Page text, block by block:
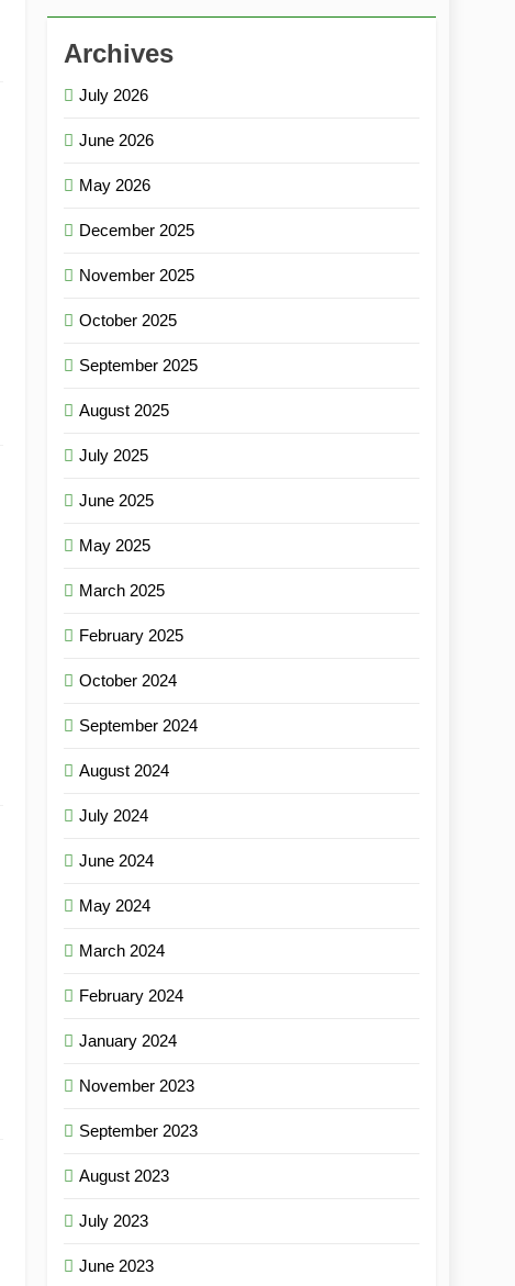
Archives
July 2026
June 2026
May 2026
December 2025
November 2025
October 2025
September 2025
August 2025
July 2025
June 2025
May 2025
March 2025
February 2025
October 2024
September 2024
August 2024
July 2024
June 2024
May 2024
March 2024
February 2024
January 2024
November 2023
September 2023
August 2023
July 2023
June 2023